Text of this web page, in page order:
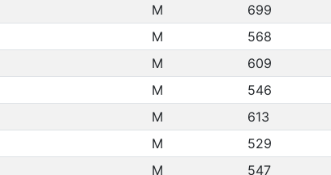
M 699
M 568
M 609
M 546
M 613
M 529
M 547